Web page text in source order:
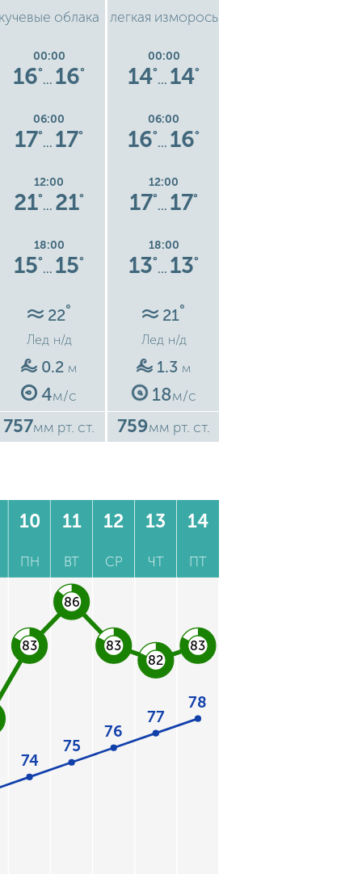
облака
00:00
16°
… 16°
06:00
17°
… 17°
12:00
21°
… 21°
18:00
15°
… 15°
22°
Лед н/д
0.2 м
4м/с
757мм рт. ст.
легкая изморось
00:00
14°
… 14°
06:00
16°
… 16°
12:00
17°
… 17°
18:00
13°
… 13°
21°
Лед н/д
1.3 м
18м/с
759мм рт. ст.
10
ПН
11
ВТ
12
СР
13
ЧТ
14
ПТ
74
75
76
77
78
83
86
83
82
83